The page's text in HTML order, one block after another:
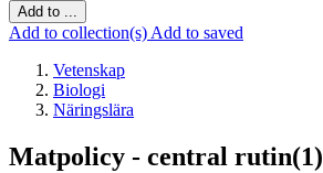
Add to ...
Add to collection(s) Add to saved
Vetenskap
Biologi
Näringslära
Matpolicy - central rutin(1)